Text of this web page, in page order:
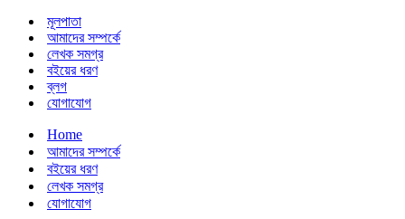
মূলপাতা
আমাদের সম্পর্কে
লেখক সমগ্র
বইয়ের ধরণ
ব্লগ
যোগাযোগ
Home
আমাদের সম্পর্কে
বইয়ের ধরণ
লেখক সমগ্র
যোগাযোগ